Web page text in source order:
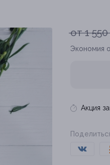
от 1
Экономия
Акция